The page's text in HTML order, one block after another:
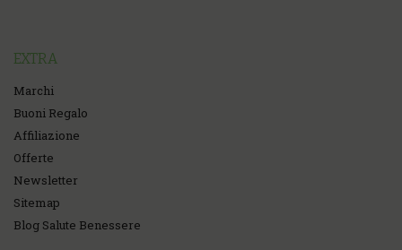
EXTRA
Marchi
Buoni Regalo
Affiliazione
Offerte
Newsletter
Sitemap
Blog Salute Benessere